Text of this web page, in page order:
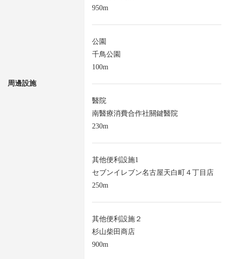
周邊設施
950m
公園
千鳥公園
100m
醫院
南醫療消費合作社關鍵醫院
230m
其他便利設施1
セブンイレブン名古屋天白町４丁目店
250m
其他便利設施２
杉山柴田商店
900m